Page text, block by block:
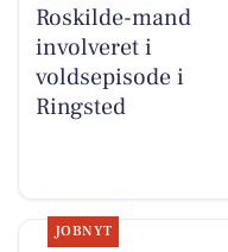
Roskilde-mand
involveret i
voldsepisode i
Ringsted
JOBNYT